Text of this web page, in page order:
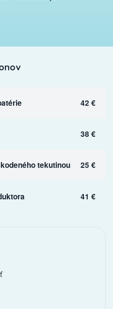
42 €
38 €
tekutinou 25 €
41 €